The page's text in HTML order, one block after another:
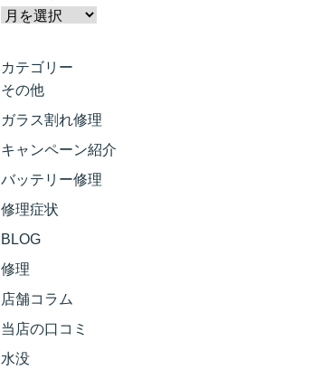
カテゴリー
その他
ガラス割れ修理
キャンペーン紹介
バッテリー修理
修理症状
BLOG
修理
店舗コラム
当店の口コミ
水没